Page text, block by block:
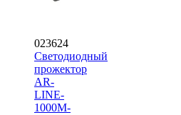
023624
Светодиодный
прожектор
AR-
LINE-
1000M-